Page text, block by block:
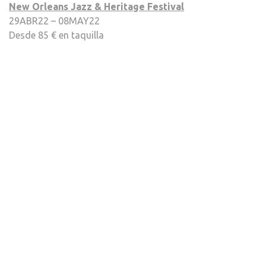
New Orleans Jazz & Heritage Festival
29ABR22 – 08MAY22
Desde 85 € en taquilla